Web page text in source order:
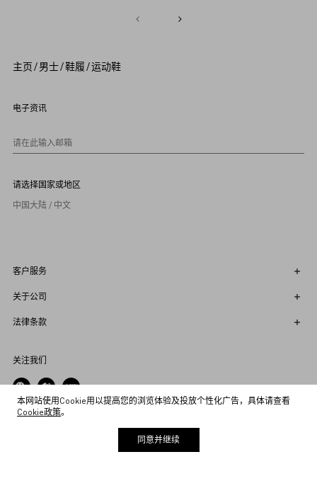
39
主页/男士/鞋履/运动鞋
电子资讯
请在此输入邮箱
请选择国家或地区
中国大陆 / 中文
客户服务
关于公司
法律条款
关注我们
本网站使用Cookie用以提高您的浏览体验及投放个性化广告，具体请查看
Cookie政策。
同意并继续